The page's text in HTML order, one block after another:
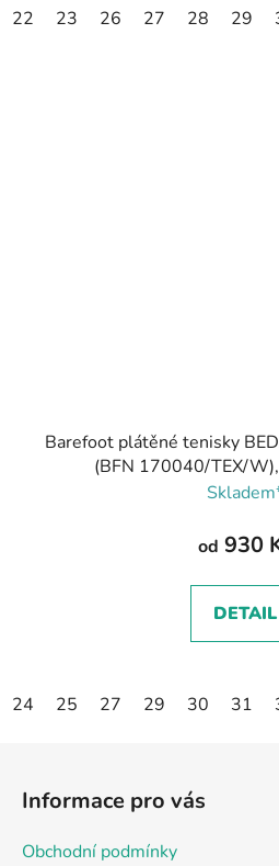
22 23 26 27 28 29
Barefoot plátěné tenisky
(BFN 170040/TEX/
od 930
DETAIL
24 25 27 29 30 31
Informace pro vás
Obchodní podmínky